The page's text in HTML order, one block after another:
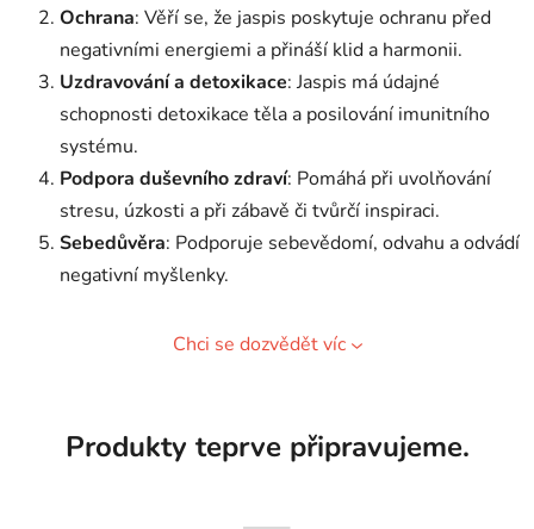
Ochrana: Věří se, že jaspis poskytuje ochranu před
negativními energiemi a přináší klid a harmonii.
Uzdravování a detoxikace: Jaspis má údajné
schopnosti detoxikace těla a posilování imunitního
systému.
Podpora duševního zdraví: Pomáhá při uvolňování
stresu, úzkosti a při zábavě či tvůrčí inspiraci.
Sebedůvěra: Podporuje sebevědomí, odvahu a odvádí
negativní myšlenky.
Chci se dozvědět víc
Produkty teprve připravujeme.